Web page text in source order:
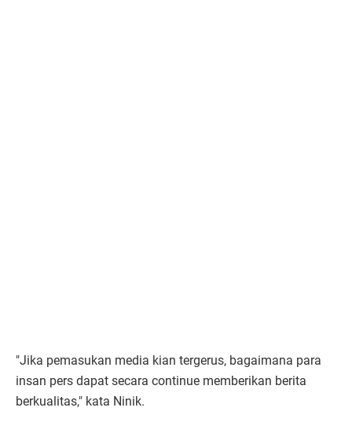
"Jika pemasukan media kian tergerus, bagaimana para
insan pers dapat secara continue memberikan berita
berkualitas," kata Ninik.